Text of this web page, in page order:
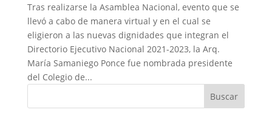
Tras realizarse la Asamblea Nacional, evento que se
llevó a cabo de manera virtual y en el cual se
eligieron a las nuevas dignidades que integran el
Directorio Ejecutivo Nacional 2021-2023, la Arq.
María Samaniego Ponce fue nombrada presidente
del Colegio de...